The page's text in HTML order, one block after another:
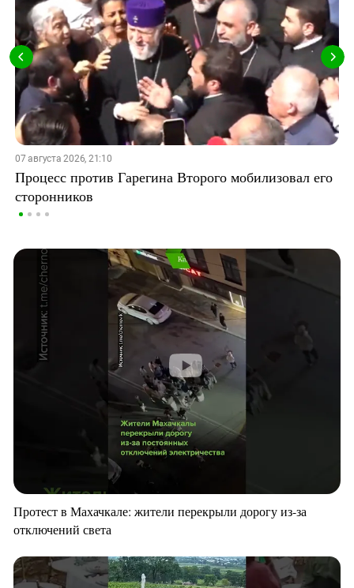
07 августа 2026, 21:10
Процесс против Гарегина Второго мобилизовал его
сторонников
Протест в Махачкале: жители перекрыли дорогу из-за
отключений света